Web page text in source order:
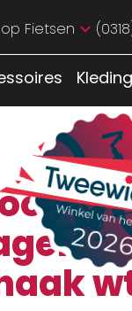
Fietsen
Kleding